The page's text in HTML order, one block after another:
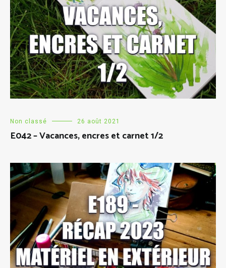
Non classé 26 août 2021
E042 – Vacances, encres et carnet 1/2